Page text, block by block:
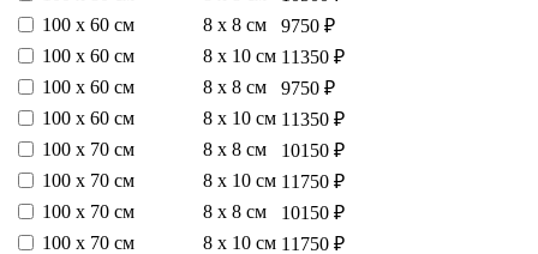
100 х 60 см
8 х 8 см
9750 ₽
100 х 60 см
8 х 10 см 11350 ₽
100 х 60 см
8 х 8 см
9750 ₽
100 х 60 см
8 х 10 см 11350 ₽
100 х 70 см
8 х 8 см
10150 ₽
100 х 70 см
8 х 10 см 11750 ₽
100 х 70 см
8 х 8 см
10150 ₽
100 х 70 см
8 х 10 см 11750 ₽